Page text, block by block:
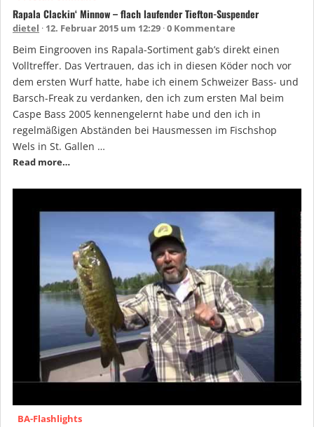
Rapala Clackin‘ Minnow – flach laufender Tiefton-Suspender
dietel 12. Februar 2015 um 12:29 0 Kommentare
Beim Eingrooven ins Rapala-Sortiment gab’s direkt einen
Volltreffer. Das Vertrauen, das ich in diesen Köder noch vor
dem ersten Wurf hatte, habe ich einem Schweizer Bass- und
Barsch-Freak zu verdanken, den ich zum ersten Mal beim
Caspe Bass 2005 kennengelernt habe und den ich in
regelmäßigen Abständen bei Hausmessen im Fischshop
Wels in St. Gallen …
Read more…
BA-Flashlights